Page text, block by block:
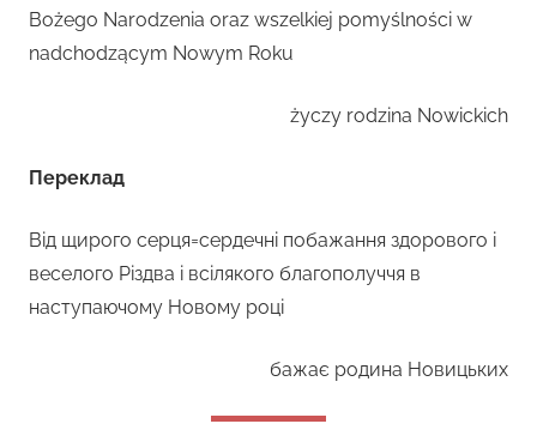
Bożego Narodzenia oraz wszelkiej pomyślności w
nadchodzącym Nowym Roku
życzy rodzina Nowickich
Переклад
Від щирого серця=сердечні побажання здорового і
веселого Різдва і всілякого благополуччя в
наступаючому Новому році
бажає родина Новицьких